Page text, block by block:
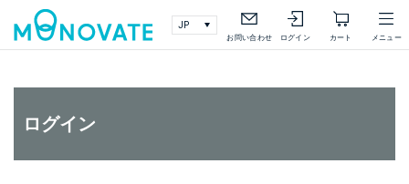
お問い合わせ ログイン カート メニュー
検索 詳細検索
ログイン